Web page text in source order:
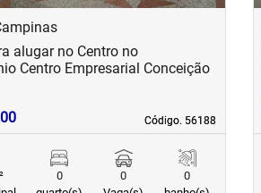
Código. 56188
Código. 56188
alugar no Centro no
Centro Empresarial Conceição
0
0
0